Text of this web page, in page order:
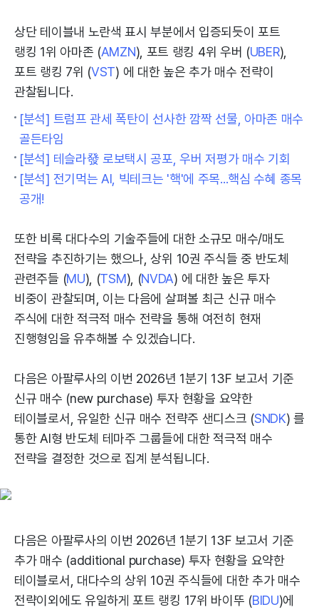
상단 테이블내 노란색 표시 부분에서 입증되듯이 포트
랭킹 1위 아마존 (AMZN), 포트 랭킹 4위 우버 (UBER),
포트 랭킹 7위 (VST) 에 대한 높은 추가 매수 전략이
관찰됩니다.
[분석] 트럼프 관세 폭탄이 선사한 깜짝 선물, 아마존 매수
골든타임
[분석] 테슬라發 로보택시 공포, 우버 저평가 매수 기회
[분석] 전기먹는 AI, 빅테크는 '핵'에 주목...핵심 수혜 종목
공개!
또한 비록 대다수의 기술주들에 대한 소규모 매수/매도
전략을 추진하기는 했으나, 상위 10권 주식들 중 반도체
관련주들 (MU), (TSM), (NVDA) 에 대한 높은 투자
비중이 관찰되며, 이는 다음에 살펴볼 최근 신규 매수
주식에 대한 적극적 매수 전략을 통해 여전히 현재
진행형임을 유추해볼 수 있겠습니다.
다음은 아팔루사의 이번 2026년 1분기 13F 보고서 기준
신규 매수 (new purchase) 투자 현황을 요약한
테이블로서, 유일한 신규 매수 전략주 샌디스크 (SNDK) 를
통한 AI형 반도체 테마주 그룹들에 대한 적극적 매수
전략을 결정한 것으로 집계 분석됩니다.
다음은 아팔루사의 이번 2026년 1분기 13F 보고서 기준
추가 매수 (additional purchase) 투자 현황을 요약한
테이블로서, 대다수의 상위 10권 주식들에 대한 추가 매수
전략이외에도 유일하게 포트 랭킹 17위 바이뚜 (BIDU)에